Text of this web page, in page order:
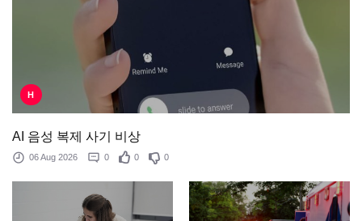
H
AI 음성 복제 사기 비상
06 Aug 2026 0 0 0